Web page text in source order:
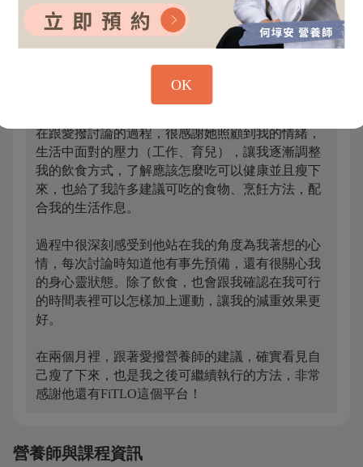
2個月體態雕塑
到適合我的愛撥營養師，希望這次嘗試的減重方式
在跟愛撥討論的過程，很感謝她照顧到我的情緒，
生活中面對的壓力（工作、育兒），讓我逐漸調整
我的飲食方式，了解應該怎麼吃可以健康並且瘦下
來，也給了我許多建議可吃的食物、烹飪方法，配
合我的生活作息。
過程中很深刻感受到他站在我的角度為我著想的心
情，每次討論時知道他有事先預備，還有很關心我
的身心靈狀態。除了飲食，也會跟我確認在我可行
的時間表裡可以怎樣加上運動，讓我的減重效果更
好。
在兩個月裡，跟著愛撥營養師的建議，確實看見自
己瘦了下來，也是我之後可繼續執行的方法，非常
感謝他還有FiTLO這個平台！
營養師與課程資訊
OK